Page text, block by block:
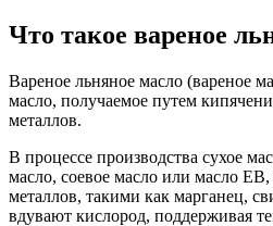
Что такое вареное
Вареное льняное масло (вареное
масло, получаемое путем
металлов.
В процессе производства сухое
масло, соевое масло или масло
металлов, такими как марганец,
вдувают кислород, поддерживая